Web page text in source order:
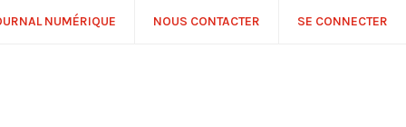
NUMÉRIQUE NOUS CONTACTER SE CONNECTER